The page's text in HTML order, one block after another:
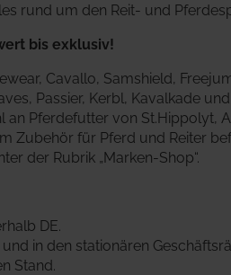
rund um den Reit- und
bis exklusiv!
Cavallo, Samshield,
Passier, Kerbl, Kavalkade
Pferdefutter von
Zubehör für Pferd und Reiter
der Rubrik „Marken-Shop“.
DE.
in den stationären
Stand.